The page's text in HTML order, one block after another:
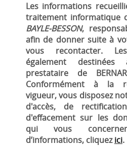
Les informations
traitement informatique
BAYLE-BESSON,
afin de donner suite à
vous recontacter.
également
prestataire de
Conformément à la
vigueur, vous disposez
d'accès, de
d'effacement sur les
qui vous
d’informations, cliquezici.